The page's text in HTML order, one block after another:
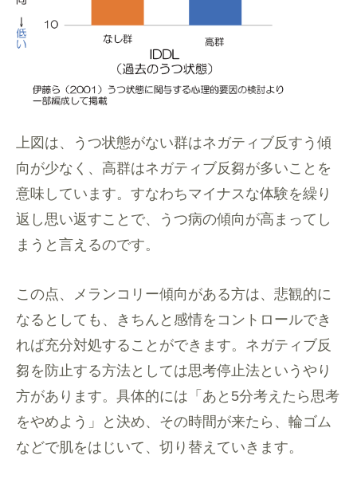
上図は、うつ状態がない群はネガティブ反すう傾
向が少なく、高群はネガティブ反芻が多いことを
意味しています。すなわちマイナスな体験を繰り
返し思い返すことで、うつ病の傾向が高まってし
まうと言えるのです。
この点、メランコリー傾向がある方は、悲観的に
なるとしても、
きちんと感情をコントロールでき
れば充分対処することができます。 ネガティブ反
芻を防止する方法としては思考停止法というやり
方があります。具体的には「あと5分考えたら思考
をやめよう」
と決め、その時間が来たら、輪ゴム
などで肌をはじいて、 切り替えていきます。